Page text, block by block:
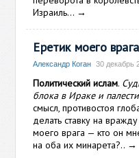
Израиль… →
Еретик моего врага
Александр Коган 30 декабрь
Политический ислам.
блока в Ираке и
смысл, противостоя
делать ставку на
моего врага — кто он
на оба их минарета?.. →